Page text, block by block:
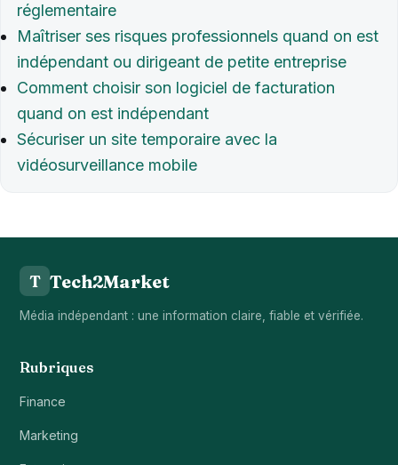
réglementaire
Maîtriser ses risques professionnels quand on est
indépendant ou dirigeant de petite entreprise
Comment choisir son logiciel de facturation
quand on est indépendant
Sécuriser un site temporaire avec la
vidéosurveillance mobile
T Tech2Market
Média indépendant : une information claire, fiable et vérifiée.
Rubriques
Finance
Marketing